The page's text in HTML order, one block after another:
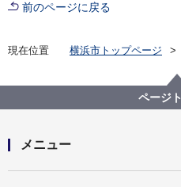
前のページに戻る
現在位置 横浜市トップページ
【こども青少年局】児
ページ
メニュー